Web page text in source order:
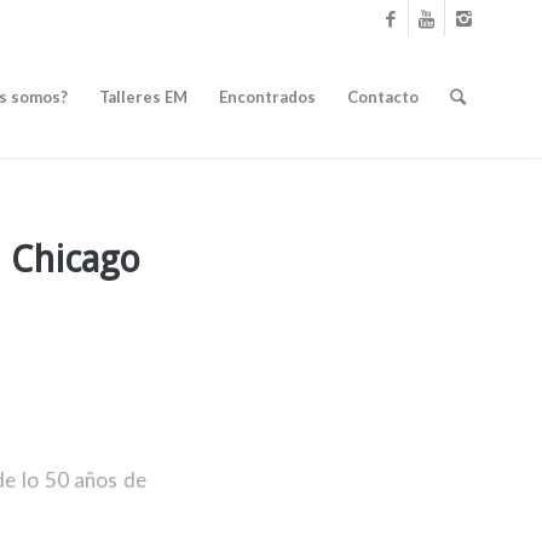
somos? Talleres EM Encontrados Contacto
lo 50 años de